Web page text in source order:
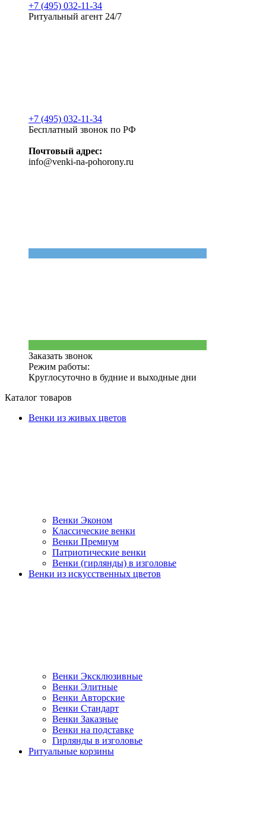
+7 (495) 032-11-34
Ритуальный агент 24/7
+7 (495) 032-11-34
Бесплатный звонок по РФ
Почтовый адрес:
info@venki-na-pohorony.ru
Заказать звонок
Режим работы:
Круглосуточно в будние и выходные дни
Каталог товаров
Венки из живых цветов
Венки Эконом
Классические венки
Венки Премиум
Патриотические венки
Венки (гирлянды) в изголовье
Венки из искусственных цветов
Венки Эксклюзивные
Венки Элитные
Венки Авторские
Венки Стандарт
Венки Заказные
Венки на подставке
Гирлянды в изголовье
Ритуальные корзины